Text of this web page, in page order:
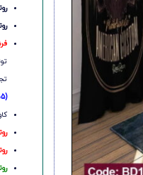
(5شنبه و جمعه و ایام تعطیل جز روزکاری محاسبه نمیشود)